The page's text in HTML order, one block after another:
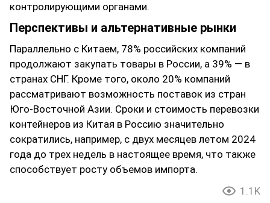
контролирующими органами.
Перспективы и альтернативные рынки
Параллельно с Китаем, 78% российских компаний
продолжают закупать товары в России, а 39% — в
странах СНГ. Кроме того, около 20% компаний
рассматривают возможность поставок из стран
Юго-Восточной Азии. Сроки и стоимость перевозки
контейнеров из Китая в Россию значительно
сократились, например, с двух месяцев летом 2024
года до трех недель в настоящее время, что также
способствует росту объемов импорта.
1.1K